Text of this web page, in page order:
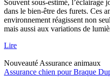
Souvent sous-estimé, l’éclairage
dans le bien-être des furets. Ces
environnement réagissent non
mais aussi aux variations de
Lire
NouveautéAssurance animaux
Assurance chien pour Braque